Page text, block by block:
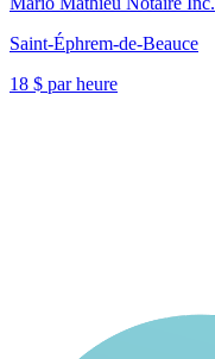
Saint-Éphrem-de-Beauce
18 $ par heure